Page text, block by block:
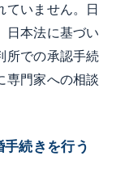
ていません。日
日本法に基づい
所での承認手続
専門家への相談
続きを行う